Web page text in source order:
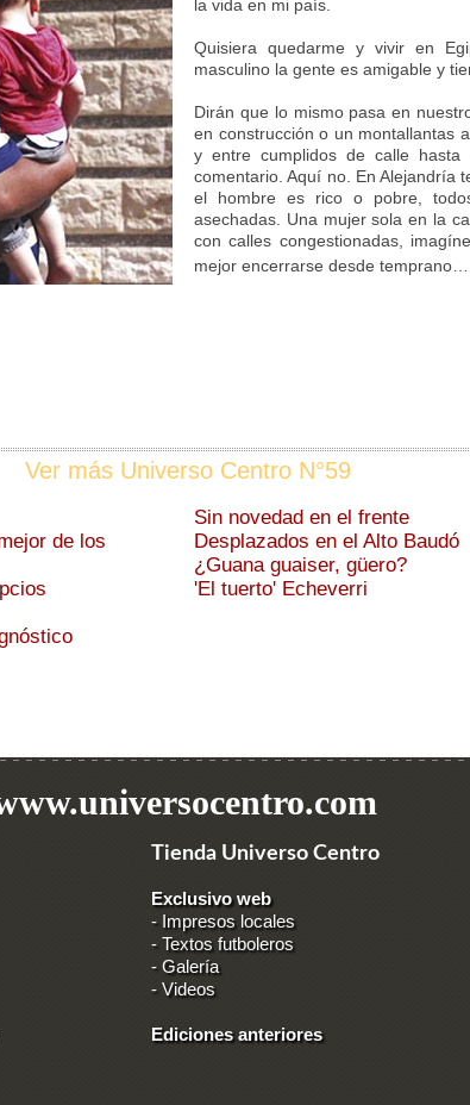
la vida en mi país.
Quisiera quedarme y vivir en
masculino la gente es amigable y
Dirán que lo mismo pasa en
en construcción o un montallantas
y entre cumplidos de calle
comentario. Aquí no. En Alejandría
el hombre es rico o pobre,
asechadas. Una mujer sola en la
con calles congestionadas,
mejor encerrarse desde
Ver más Universo Centro N°59
de los
Sin novedad en el frente
Desplazados en el Alto Baudó
¿Guana guaiser, güero?
'El tuerto' Echeverri
Tienda Universo Centro
Exclusivo web
- Impresos locales
-Textos futboleros
-Galería
-Videos
Ediciones anteriores